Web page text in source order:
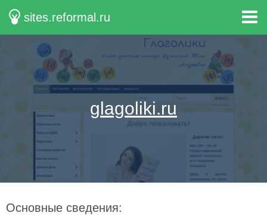
sites.reformal.ru
glagoliki.ru
Основные сведения: